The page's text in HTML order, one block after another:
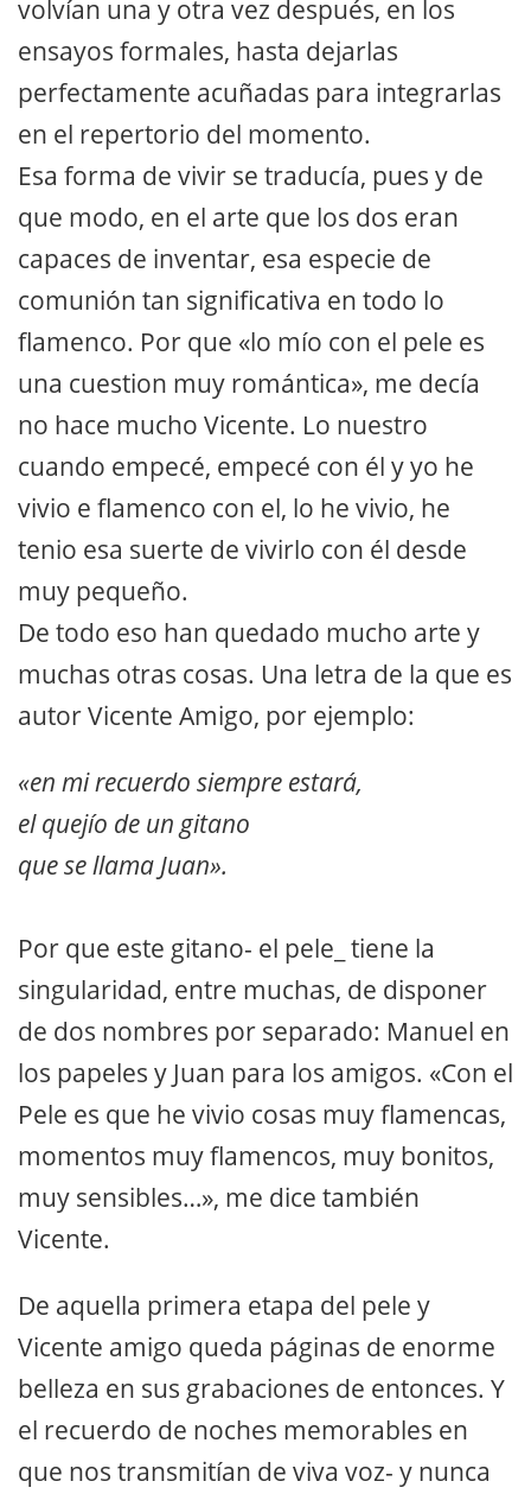
volvían una y otra vez después, en los
ensayos formales, hasta dejarlas
perfectamente acuñadas para integrarlas
en el repertorio del momento.
Esa forma de vivir se traducía, pues y de
que modo, en el arte que los dos eran
capaces de inventar, esa especie de
comunión tan significativa en todo lo
flamenco. Por que «lo mío con el pele es
una cuestion muy romántica», me decía
no hace mucho Vicente. Lo nuestro
cuando empecé, empecé con él y yo he
vivio e flamenco con el, lo he vivio, he
tenio esa suerte de vivirlo con él desde
muy pequeño.
De todo eso han quedado mucho arte y
muchas otras cosas. Una letra de la que es
autor Vicente Amigo, por ejemplo:
«en mi recuerdo siempre estará,
el quejío de un gitano
que se llama Juan».
Por que este gitano- el pele_ tiene la
singularidad, entre muchas, de disponer
de dos nombres por separado: Manuel en
los papeles y Juan para los amigos. «Con el
Pele es que he vivio cosas muy flamencas,
momentos muy flamencos, muy bonitos,
muy sensibles…», me dice también
Vicente.
De aquella primera etapa del pele y
Vicente amigo queda páginas de enorme
belleza en sus grabaciones de entonces. Y
el recuerdo de noches memorables en
que nos transmitían de viva voz- y nunca